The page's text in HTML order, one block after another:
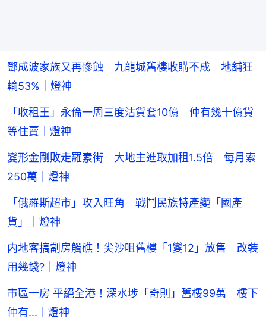
鄧成波家族又再慘蝕 九龍城舊樓收購不成 地舖狂
輸53%｜燈神
「收租王」永倫一周三度沽貨套10億 仲有幾十億貨
等住賣｜燈神
變形金剛敗走羅素街 大地主進取加租1.5倍 每月索
250萬｜燈神
「俄羅斯超市」攻入旺角 戰鬥民族特產變「國產
貨」｜燈神
内地客搞劏房觸礁！尖沙咀舊樓「1變12」放售 改裝
用幾錢?｜燈神
市區一房 平絕全港！深水埗「奇則」舊樓99萬 樓下
仲有...｜燈神